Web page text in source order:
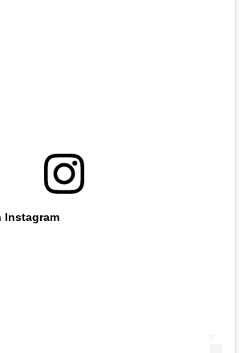
Instagram